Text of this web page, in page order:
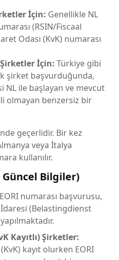
İçin: Genellikle NL
(RSIN/Fiscaal
Odası (KvK) numarası
Şirketler İçin: Türkiye gibi
şirket başvurduğunda,
NL ile başlayan ve mevcut
olmayan benzersiz bir
geçerlidir. Bir kez
veya İtalya
kullanılır.
Güncel Bilgiler)
numarası başvurusu,
(Belastingdienst
Kayıtlı) Şirketler:
kayıt olurken EORI